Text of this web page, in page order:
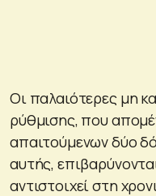
Οι παλαιότερες μη
ρύθμισης, που
απαιτούμενων δύο
αυτής,
αντιστοιχεί στη